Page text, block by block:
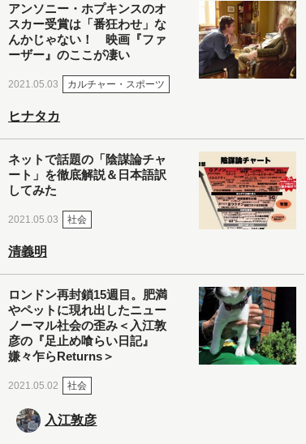
アンソニー・ホプキンスのオ
スカー受賞は「番狂わせ」な
んかじゃない！ 映画『ファ
ーザー』のここが凄い
2021.05.03 カルチャー・スポーツ
ヒナタカ
ネットで話題の「陰謀論チャ
ート」を徹底解説＆日本語訳
してみた
2021.05.03 社会
清義明
ロンドン再封鎖15週目。肥満
やペットに現れ出したニュー
ノーマル社会の歪み＜入江敦
彦の『足止め喰らい日記』
嫌々乍らReturns＞
2021.05.02 社会
入江敦彦